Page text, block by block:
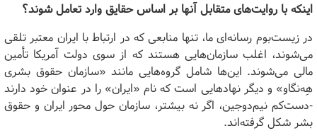
اینکه با روایت‌های متقابل آنها بر اساس حقایق وارد تعامل شوند؟
در زیست‌بوم رسانه‌ای ما، تنها منابعی که در ارتباط با ایران معتبر تلقی
می‌شوند، اغلب سازمان‌هایی هستند که از سوی دولت آمریکا تأمین
مالی می‌شوند. این‌ها شامل گروه‌هایی مانند «سازمان حقوق بشری
هِه‌نگاو» و دیگر نهادهایی است که نام «ایران» را در عنوان خود دارند
-دست‌کم نیم‌دوجین، اگر نه بیشتر، سازمان حول محور ایران و حقوق
بشر شکل گرفته‌اند.